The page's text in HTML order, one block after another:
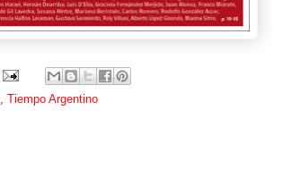
, Tiempo Argentino